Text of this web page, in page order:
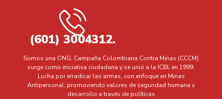
(601) 3004312.
Somos una ONG; Campaña Colombiana Contra Minas (CCCM)
surge como iniciativa ciudadana y se unió a la ICBL en 1999.
Lucha por erradicar las armas, con enfoque en Minas
Antipersonal, promoviendo valores de seguridad humana y
desarrollo a través de políticas